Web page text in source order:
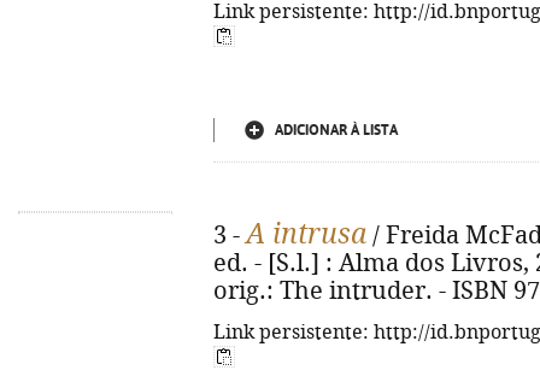
Link persistente: http://
ADICIONAR À LISTA
3 -A intrusa / Freida
ed. - [S.l.] : Alma dos Livros,
orig.: The intruder. - ISBN
Link persistente: http://